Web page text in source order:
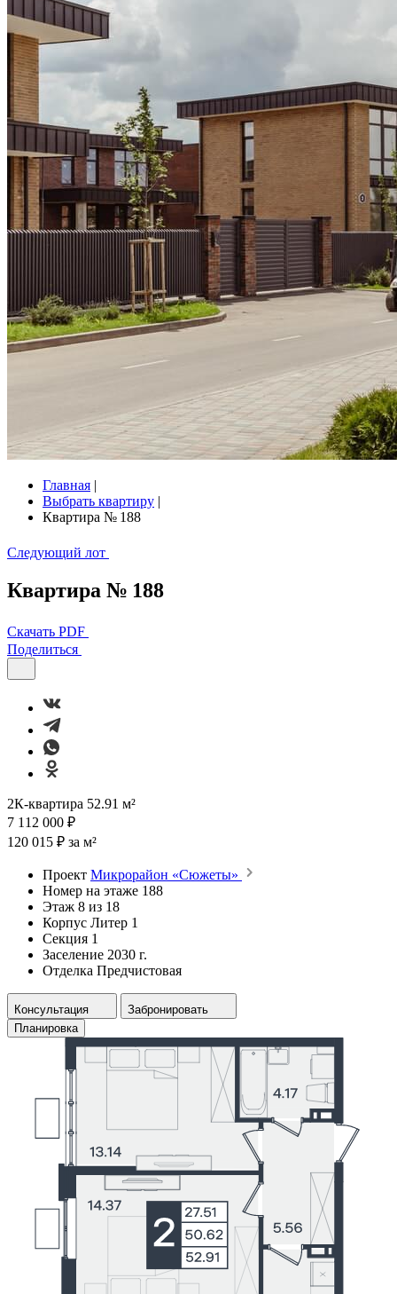
Главная |
Выбрать квартиру |
Квартира № 188
Следующий лот
Квартира № 188
Скачать PDF
Поделиться
2К-квартира 52.91 м²
7 112 000 ₽
120 015 ₽ за м²
Проект Микрорайон «Сюжеты»
Номер на этаже 188
Этаж 8 из 18
Корпус Литер 1
Секция 1
Заселение 2030 г.
Отделка Предчистовая
Консультация
Забронировать
Планировка